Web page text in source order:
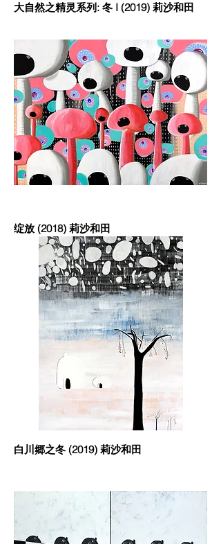
大自然之精灵系列: 冬 I (2019) 莉沙和田
绽放 (2018) 莉沙和田
白川郷之冬 (2019) 莉沙和田